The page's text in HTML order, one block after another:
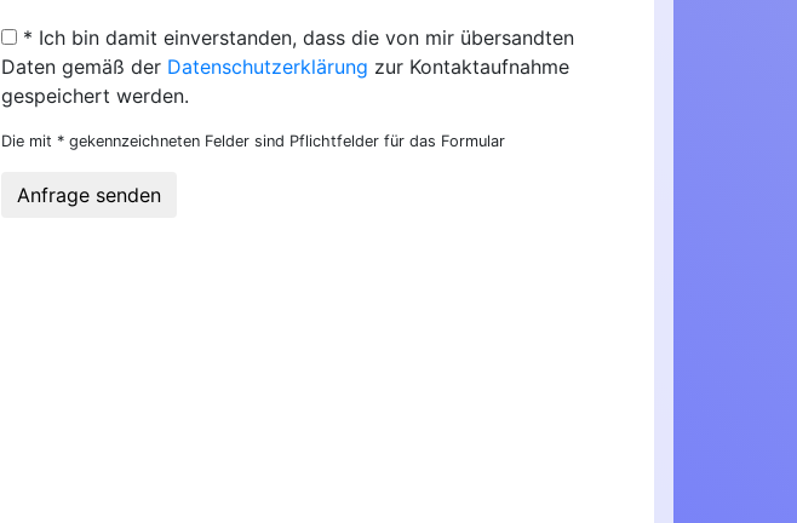
* Ich bin damit einverstanden, dass die von mir übersandten
Daten gemäß der Datenschutzerklärung zur Kontaktaufnahme
gespeichert werden.
Die mit * gekennzeichneten Felder sind Pflichtfelder für das Formular
Anfrage senden